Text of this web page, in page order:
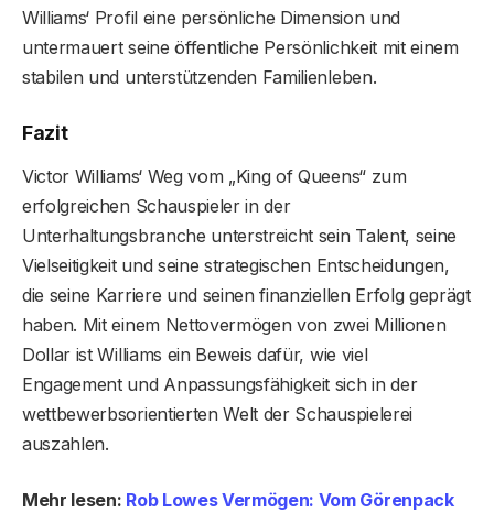
Williams‘ Profil eine persönliche Dimension und
untermauert seine öffentliche Persönlichkeit mit einem
stabilen und unterstützenden Familienleben.
Fazit
Victor Williams‘ Weg vom „King of Queens“ zum
erfolgreichen Schauspieler in der
Unterhaltungsbranche unterstreicht sein Talent, seine
Vielseitigkeit und seine strategischen Entscheidungen,
die seine Karriere und seinen finanziellen Erfolg geprägt
haben. Mit einem Nettovermögen von zwei Millionen
Dollar ist Williams ein Beweis dafür, wie viel
Engagement und Anpassungsfähigkeit sich in der
wettbewerbsorientierten Welt der Schauspielerei
auszahlen.
Mehr lesen: Rob Lowes Vermögen: Vom Görenpack